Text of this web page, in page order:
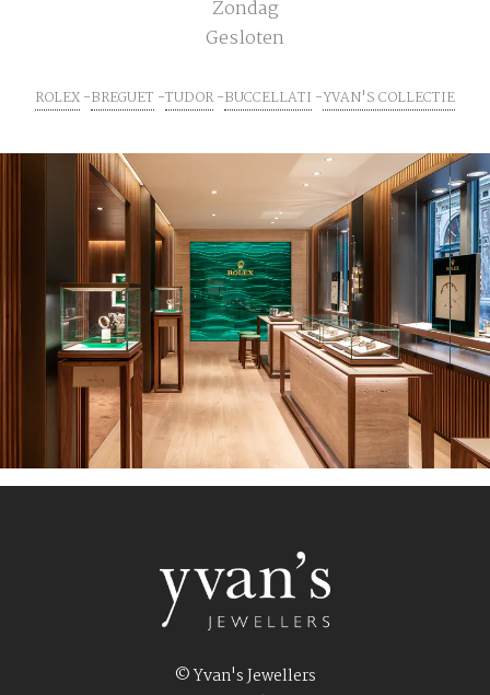
Zondag
Gesloten
ROLEX BREGUET TUDOR BUCCELLATI YVAN'S COLLECTIE
© Yvan's Jewellers